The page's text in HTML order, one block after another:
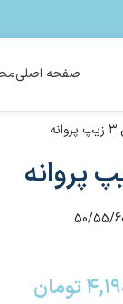
صفحه اصلی
تومان